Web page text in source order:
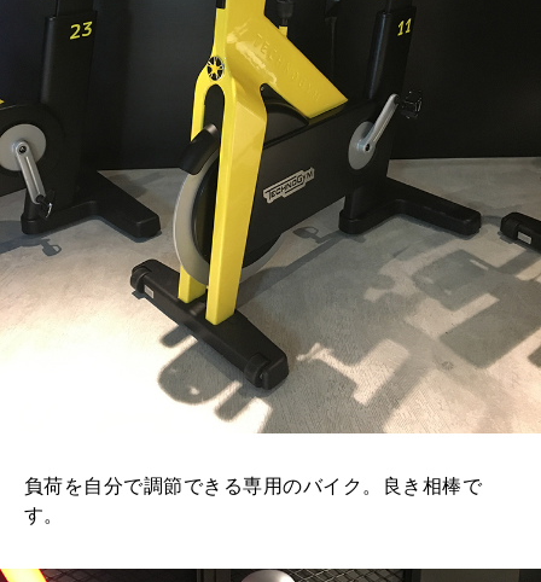
負荷を自分で調節できる専用のバイク。良き相棒で
す。